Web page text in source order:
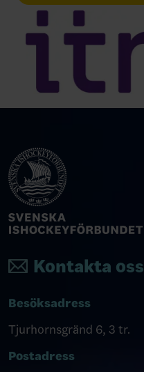
Kontakta oss
Besöksadress
Tjurhornsgränd 6, 3 tr.
Postadress